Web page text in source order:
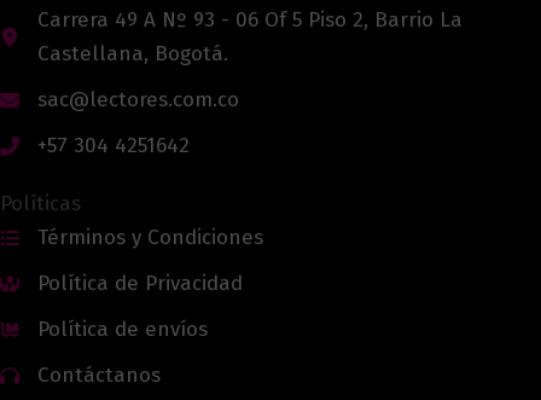
Carrera 49 A Nº 93 - 06 Of 5 Piso 2, Barrio La
Castellana, Bogotá.
sac@lectores.com.co
+57 304 4251642
Políticas
Términos y Condiciones
Política de Privacidad
Política de envíos
Contáctanos